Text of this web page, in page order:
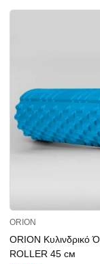
ORION
ORION Κυλινδρικό
ROLLER 45 см